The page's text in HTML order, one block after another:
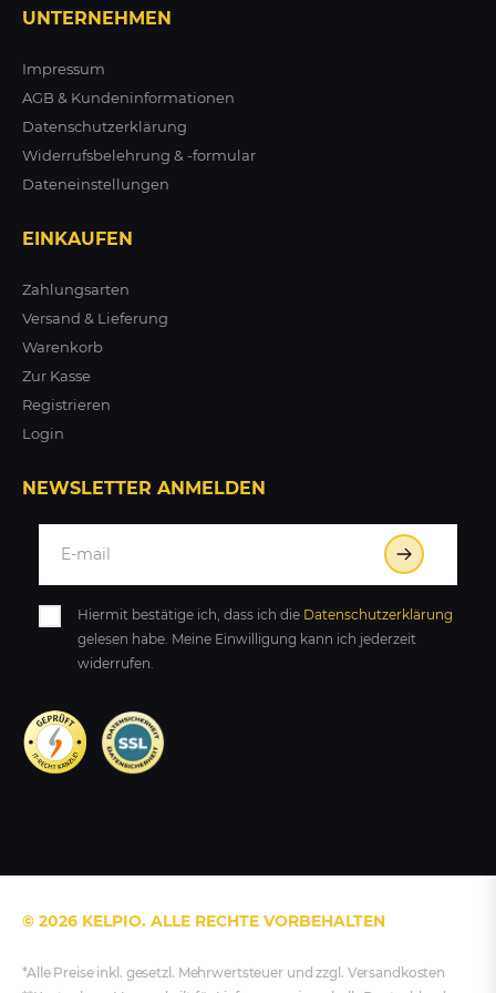
ab 203,08 €
zzgl. MwSt.
ZUM PRODUKT
UNTERNEHMEN
Impressum
AGB & Kundeninformationen
Datenschutzerklärung
Widerrufsbelehrung & -formular
Dateneinstellungen
EINKAUFEN
Zahlungsarten
Versand & Lieferung
Warenkorb
Zur Kasse
Registrieren
Login
NEWSLETTER ANMELDEN
Hiermit bestätige ich, dass ich die Daten­schutz­erklärung
gelesen habe. Meine Einwilligung kann ich jederzeit
widerrufen.
© 2026 KELPIO. ALLE RECHTE VORBEHALTEN
*Alle Preise inkl. gesetzl. Mehrwertsteuer und zzgl. Versandkosten